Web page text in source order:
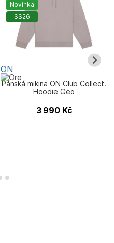
Novinka
SS26
ON
Pánská mikina ON Club Collect.
Hoodie Geo
3 990 Kč